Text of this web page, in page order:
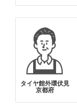
タイヤ館外環伏見
京都府